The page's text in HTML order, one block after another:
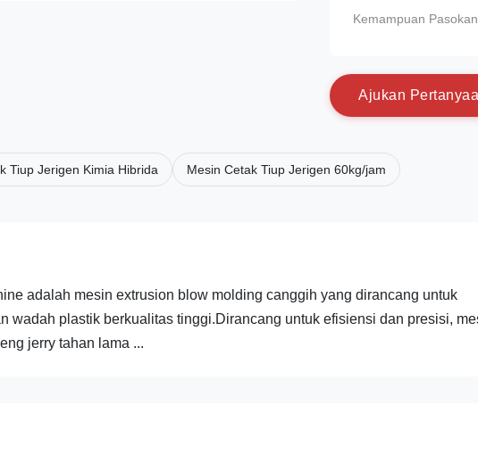
Kemampuan
Aju kan Pertanyaa
Tiup Jerigen Kimia Hibrida Mesin Cetak Tiup Jerigen 60kg/jam
adalah mesin extrusion blow molding canggih yang dirancang untuk
wadah plastik berkualitas tinggi.Dirancang untuk efisiensi dan presisi,
jerry tahan lama ...